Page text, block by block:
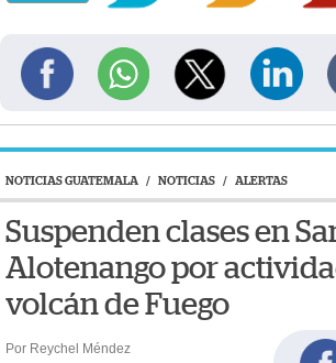
NOTICIAS GUATEMALA / NOTICIAS / ALERTAS
Suspenden clases en
Alotenango por
volcán de Fuego
Por Reychel Méndez